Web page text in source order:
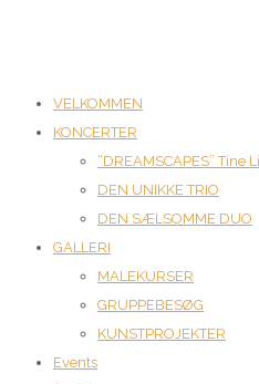
VELKOMMEN
KONCERTER
“DREAMSCAPES” Tine
DEN UNIKKE TRIO
DEN SÆLSOMME DUO
GALLERI
MALEKURSER
GRUPPEBESØG
KUNSTPROJEKTER
Events